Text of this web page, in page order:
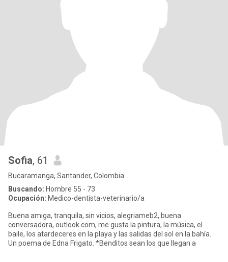
Sofia, 61
Bucaramanga, Santander, Colombia
Buscando: Hombre 55 - 73
Ocupación: Medico-dentista-veterinario/a
Buena amiga, tranquila, sin vicios, alegriameb2, buena
conversadora, outlook.com, me gusta la pintura, la música, el
baile, los atardeceres en la playa y las salidas del sol en la bahía.
Un poema de Edna Frigato. *Benditos sean los que llegan a